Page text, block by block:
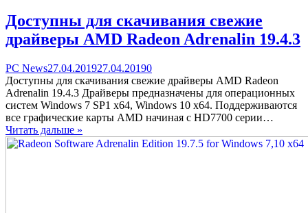
Доступны для скачивания свежие
драйверы AMD Radeon Adrenalin 19.4.3
Categories
PC NewsPosted
on
27.04.201927.04.20190comments
on
Доступны
для
скачивания
драйверы
Доступны для скачивания свежие драйверы AMD Radeon
Adrenalin 19.4.3 Драйверы предназначены для операционных
систем Windows 7 SP1 x64, Windows 10 x64. Поддерживаются
все графические карты AMD начиная с HD7700 серии…
Читать дальше »